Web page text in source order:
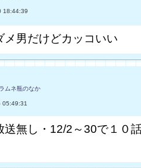
18:44:39
男だけどカッコいい
ムネ瓶のなか
05:49:31
送無し・12/2～30で１０